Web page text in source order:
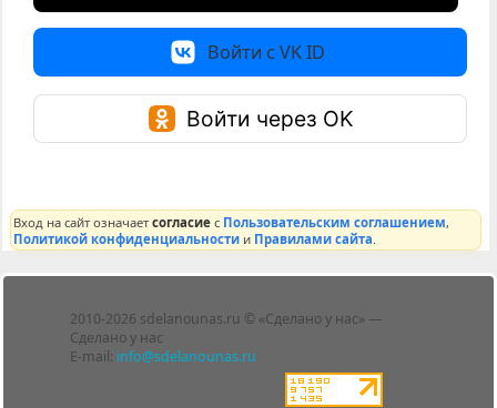
Войти с VK ID
Войти через OK
Вход на сайт означаетсогласие с Пользовательским соглашением,
Политикой конфиденциальности и Правилами сайта
2010-2026 sdelanounas.ru © «Сделано у нас» —
Сделано у нас
E-mail: info@sdelanounas.ru
Блоги
Люди
Политика